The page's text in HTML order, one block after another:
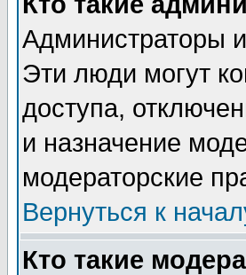
Администраторы
Эти люди могут
доступа,
и назначение
модераторские
Вернуться к
Кто такие